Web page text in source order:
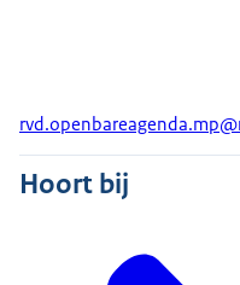
Hoort bij